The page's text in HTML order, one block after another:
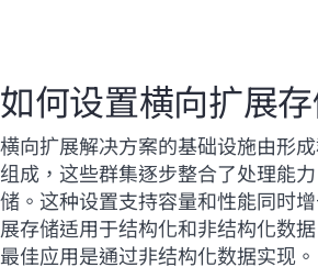
如何设置横向扩展存
横向扩展解决方案的基础设施由形
组成，这些群集逐步整合了处理能
储。这种设置支持容量和性能同时
展存储适用于结构化和非结构化数
最佳应用是通过非结构化数据实现。